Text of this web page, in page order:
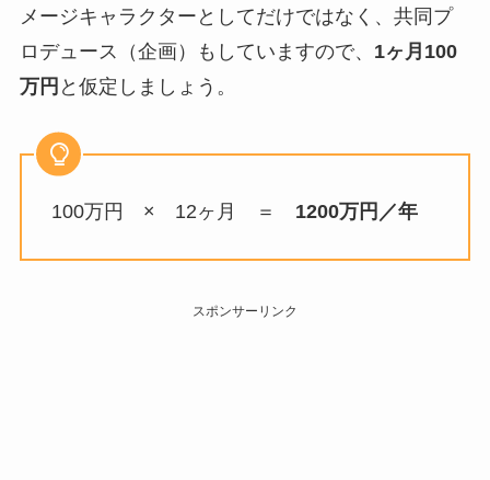
メージキャラクターとしてだけではなく、共同プ
ロデュース（企画）もしていますので、 1ヶ月100
万円 と仮定しましょう。
100万円 × 12ヶ月 ＝ 1200万円／年
スポンサーリンク